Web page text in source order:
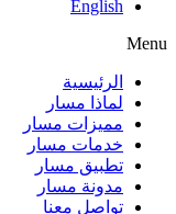
English
Menu
الرئيسية
لماذا مسار
مميزات مسار
خدمات مسار
تطبيق مسار
مدونة مسار
تواصل معنا